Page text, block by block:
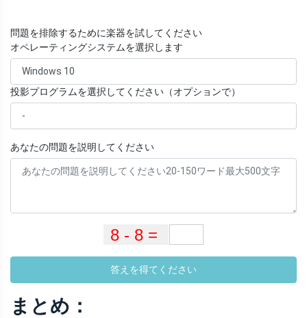
問題を排除するために楽器を試してください
オペレーティングシステムを選択します
投影プログラムを選択してください（オプションで）
あなたの問題を説明してください
答えを得てください
まとめ：